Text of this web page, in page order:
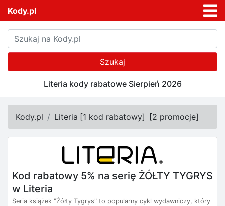
Kody.pl
Szukaj
Literia kody rabatowe Sierpień 2026
Kody.pl Literia [1 kod rabatowy] [2 promocje]
Kod rabatowy 5% na serię ŻÓŁTY TYGRYS
w Literia
Seria książek "Żółty Tygrys" to popularny cykl wydawniczy, który